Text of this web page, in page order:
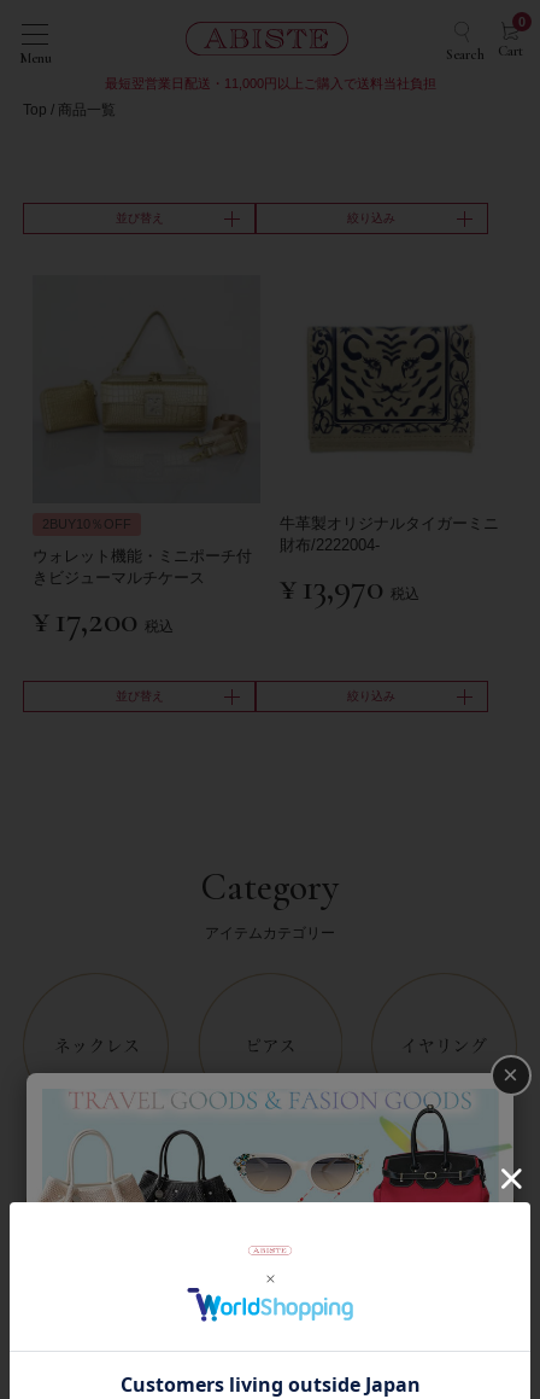
Menu Search Cart
0
最短翌営業日配送・11,000円以上ご購入で送料当社負担
Top 商品一覧
並び替え 絞り込み
2BUY10％OFF
ウォレット機能・ミニポーチ付
きビジューマルチケース
¥ 17,200 税込
牛革製オリジナルタイガーミニ
財布/2222004-
¥ 13,970 税込
並び替え 絞り込み
Category
アイテムカテゴリー
×